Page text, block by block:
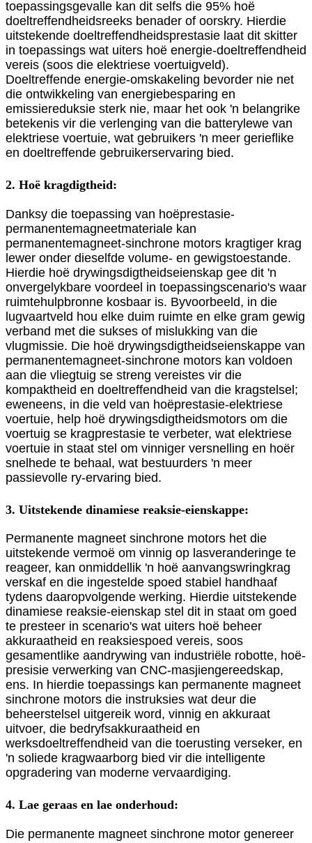
toepassingsgevalle kan dit selfs die 95% hoë
doeltreffendheidsreeks benader of oorskry. Hierdie
uitstekende doeltreffendheidsprestasie laat dit skitter
in toepassings wat uiters hoë energie-doeltreffendheid
vereis (soos die elektriese voertuigveld).
Doeltreffende energie-omskakeling bevorder nie net
die ontwikkeling van energiebesparing en
emissiereduksie sterk nie, maar het ook 'n belangrike
betekenis vir die verlenging van die batterylewe van
elektriese voertuie, wat gebruikers 'n meer gerieflike
en doeltreffende gebruikerservaring bied.
2. Hoë kragdigtheid:
Danksy die toepassing van hoëprestasie-
permanentemagneetmateriale kan
permanentemagneet-sinchrone motors kragtiger krag
lewer onder dieselfde volume- en gewigstoestande.
Hierdie hoë drywingsdigtheidseienskap gee dit 'n
onvergelykbare voordeel in toepassingscenario's waar
ruimtehulpbronne kosbaar is. Byvoorbeeld, in die
lugvaartveld hou elke duim ruimte en elke gram gewig
verband met die sukses of mislukking van die
vlugmissie. Die hoë drywingsdigtheidseienskappe van
permanentemagneet-sinchrone motors kan voldoen
aan die vliegtuig se streng vereistes vir die
kompaktheid en doeltreffendheid van die kragstelsel;
eweneens, in die veld van hoëprestasie-elektriese
voertuie, help hoë drywingsdigtheidsmotors om die
voertuig se kragprestasie te verbeter, wat elektriese
voertuie in staat stel om vinniger versnelling en hoër
snelhede te behaal, wat bestuurders 'n meer
passievolle ry-ervaring bied.
3. Uitstekende dinamiese reaksie-eienskappe:
Permanente magneet sinchrone motors het die
uitstekende vermoë om vinnig op lasveranderinge te
reageer, kan onmiddellik 'n hoë aanvangswringkrag
verskaf en die ingestelde spoed stabiel handhaaf
tydens daaropvolgende werking. Hierdie uitstekende
dinamiese reaksie-eienskap stel dit in staat om goed
te presteer in scenario's wat uiters hoë beheer
akkuraatheid en reaksiespoed vereis, soos
gesamentlike aandrywing van industriële robotte, hoë-
presisie verwerking van CNC-masjiengereedskap,
ens. In hierdie toepassings kan permanente magneet
sinchrone motors die instruksies wat deur die
beheerstelsel uitgereik word, vinnig en akkuraat
uitvoer, die bedryfsakkuraatheid en
werksdoeltreffendheid van die toerusting verseker, en
'n soliede kragwaarborg bied vir die intelligente
opgradering van moderne vervaardiging.
4. Lae geraas en lae onderhoud:
Die permanente magneet sinchrone motor genereer